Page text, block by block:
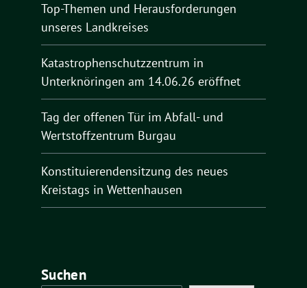
Top-Themen und Herausforderungen
unseres Landkreises
Katastrophenschutzzentrum in
Unterknöringen am 14.06.26 eröffnet
Tag der offenen Tür im Abfall- und
Wertstoffzentrum Burgau
Konstituierendensitzung des neues
Kreistags in Wettenhausen
Suchen